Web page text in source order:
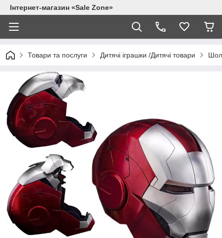
Інтернет-магазин «Sale Zone»
Товари та послуги Дитячі іграшки /Дитячі товари